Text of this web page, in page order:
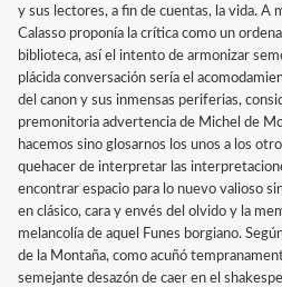
y sus lectores, a fin de cuentas, la vida. A
Calasso proponía la crítica como un
biblioteca, así el intento de armonizar
plácida conversación sería el
del canon y sus inmensas periferias,
premonitoria advertencia de Michel de
hacemos sino glosarnos los unos a los
quehacer de interpretar las
encontrar espacio para lo nuevo valioso
en clásico, cara y envés del olvido y la
melancolía de aquel Funes borgiano.
de la Montaña, como acuñó
semejante desazón de caer en el